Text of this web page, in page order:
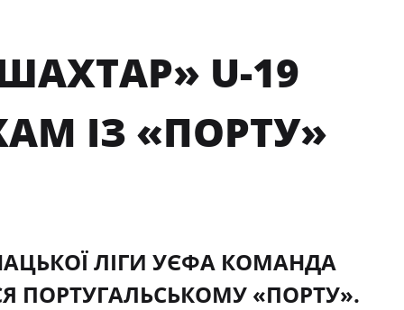
U-19
ІЗ «ПОРТУ»
ЛІГИ УЄФА КОМАНДА
ПОРТУГАЛЬСЬКОМУ «ПОРТУ».